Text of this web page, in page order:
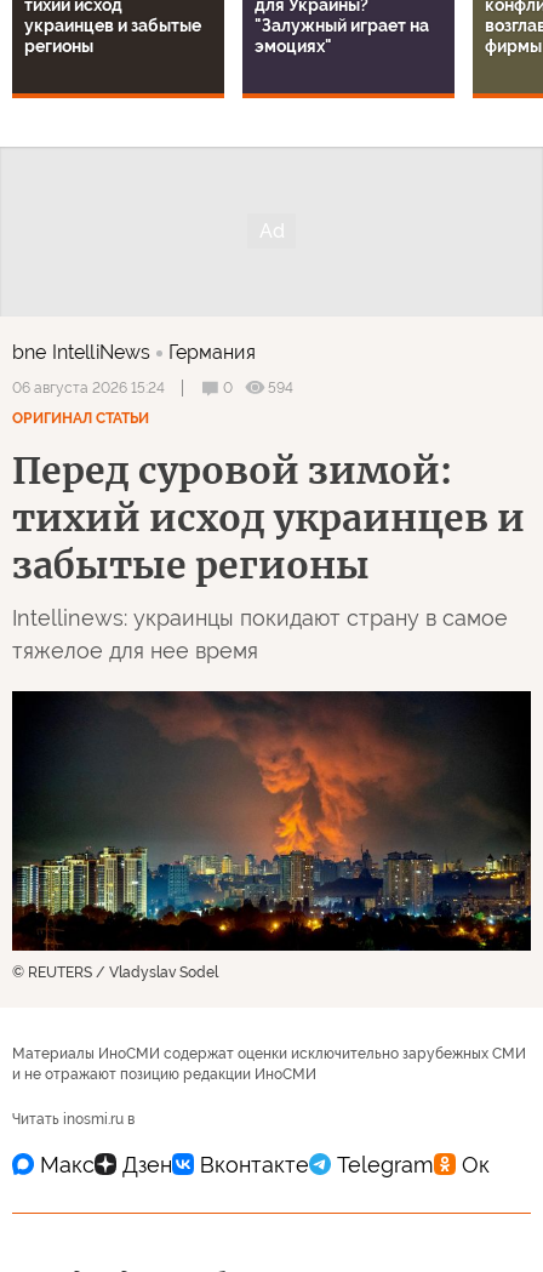
тихий исход
украинцев и забытые
регионы
для Украины?
"Залужный играет на
эмоциях"
фирмы
bne IntelliNews Германия
06 августа 2026 15:24 0
594
ОРИГИНАЛ СТАТЬИ
Перед суровой зимой:
тихий исход украинцев и
забытые регионы
Intellinews: украинцы покидают страну в самое
тяжелое для нее время
© REUTERS / Vladyslav Sodel
Материалы ИноСМИ содержат оценки исключительно зарубежных СМИ
и не отражают позицию редакции ИноСМИ
Читать inosmi.ru в